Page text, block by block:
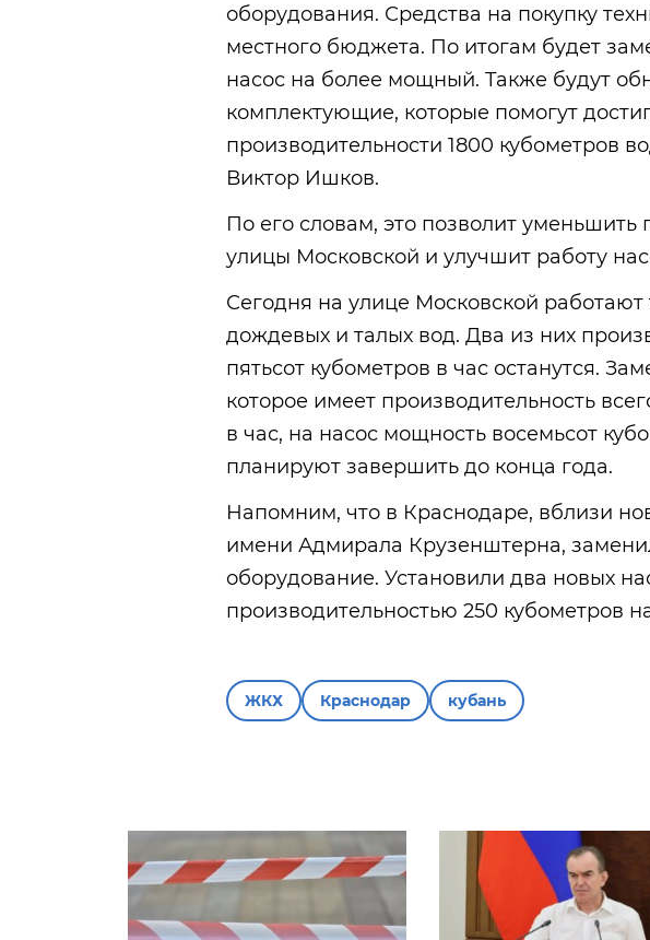
оборудования. Средства на покупку
местного бюджета. По итогам будет
насос на более мощный. Также будут
комплектующие, которые помогут
производительности 1800 кубометров
Виктор Ишков.
По его словам, это позволит уменьшить
улицы Московской и улучшит работу
Сегодня на улице Московской работают
дождевых и талых вод. Два из них
пятьсот кубометров в час останутся.
которое имеет производительность
в час, на насос мощность восемьсот
планируют завершить до конца года.
Напомним, что в Краснодаре, вблизи
имени Адмирала Крузенштерна,
оборудование. Установили два новых
производительностью 250 кубометров
ЖКХ Краснодар кубань